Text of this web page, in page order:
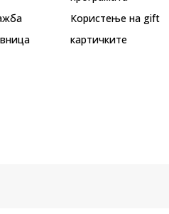
Користење на gift
картичките